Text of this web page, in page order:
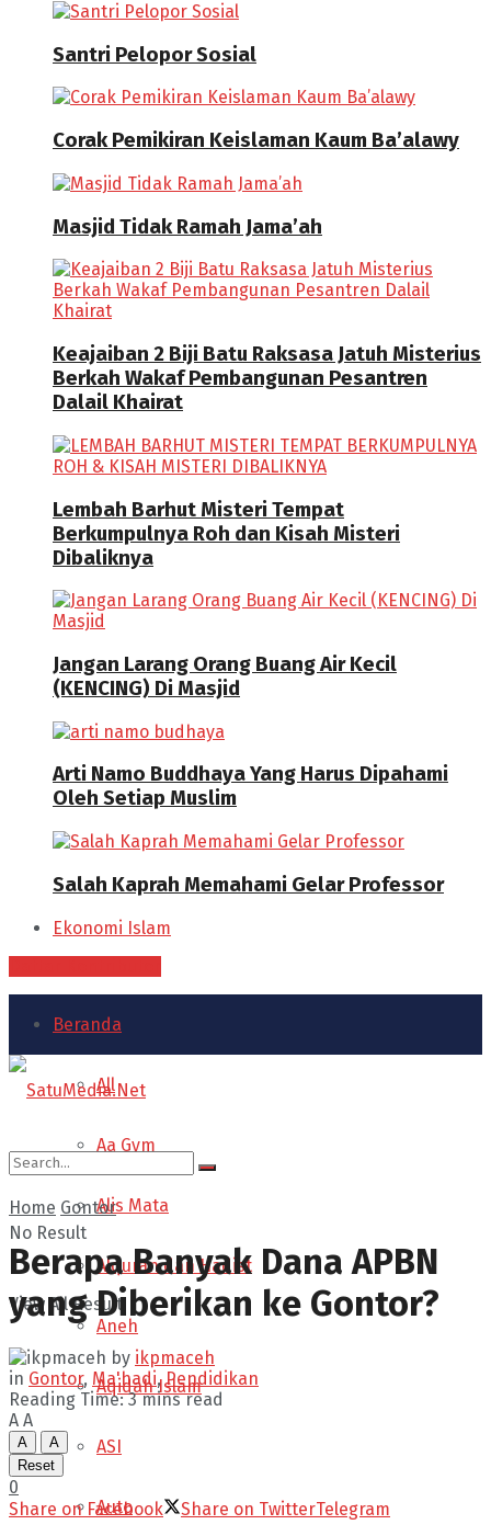
Santri Pelopor Sosial
Corak Pemikiran Keislaman Kaum Ba’alawy
Masjid Tidak Ramah Jama’ah
Keajaiban 2 Biji Batu Raksasa Jatuh Misterius
Berkah Wakaf Pembangunan Pesantren
Dalail Khairat
Lembah Barhut Misteri Tempat
Berkumpulnya Roh dan Kisah Misteri
Dibaliknya
Jangan Larang Orang Buang Air Kecil
(KENCING) Di Masjid
Arti Namo Buddhaya Yang Harus Dipahami
Oleh Setiap Muslim
Salah Kaprah Memahami Gelar Professor
Ekonomi Islam
Beranda
All
Aa Gym
Alis Mata
Alquran dan Hadist
Aneh
Aqidah Islam
ASI
Auto
No Result
View All Result
Home Gontor
Berapa Banyak Dana APBN
yang Diberikan ke Gontor?
by ikpmaceh
in Gontor, Ma'hadi,Pendidikan
Reading Time: 3 mins read
A A
A
A
Reset
0
Share on Facebook
Share on TwitterTelegram